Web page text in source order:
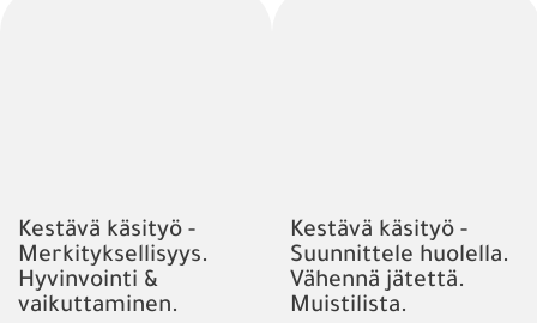
Kestävä käsityö -
Merkityksellisyys.
Hyvinvointi &
vaikuttaminen.
Kestävä käsityö -
Suunnittele huolella.
Vähennä jätettä.
Muistilista.